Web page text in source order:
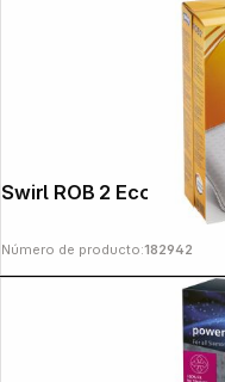
Swirl
Número de producto:182942